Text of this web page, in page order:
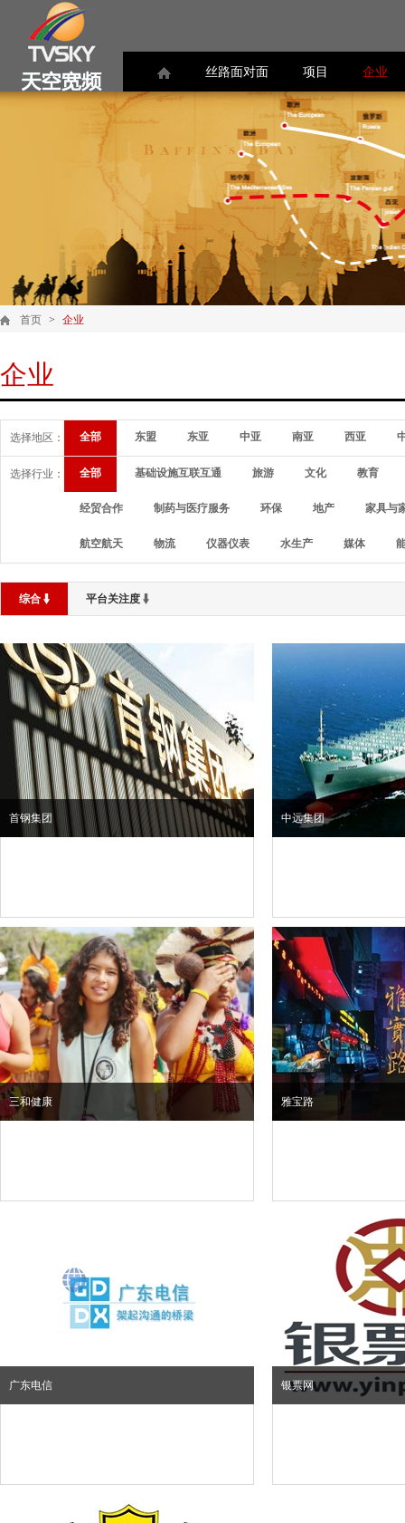
丝路面对面 项目 企业
首页 > 企业
企业
选择地区： 全部 东盟 东亚 中亚 南亚 西亚
选择行业： 全部 基础设施互联互通 旅游 文化 教育
经贸合作 制药与医疗服务 环保 地产 家具与
航空航天 物流 仪器仪表 水生产 媒体
综合 平台关注度
首钢集团 中远集团
三和健康 雅宝路
广东电信 银票网